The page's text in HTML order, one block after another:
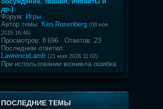
др.)
Форум: Игры
Автор темы: Ken Rosenberg (08 ноя
2015 16:46)
Просмотров: 8 696 Ответов: 23
Последним ответил:
LawrenceLamb (21 мая 2026 11:02)
При использовании возникла ошибка.
ПОСЛЕДНИЕ ТЕМЫ